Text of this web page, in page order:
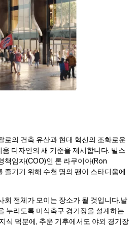
로의 건축 유산과 현대 혁신의 조화로운
디자인의 새 기준을 제시합니다. 빌스
책임자(COO)인 론 라쿠이아(Ron
즐기기 위해 수천 명의 팬이 스타디움에
회 전체가 모이는 장소가 될 것입니다.날
누리도록 미식축구 경기장을 설계하는
식 덕분에, 추운 기후에서도 야외 경기장